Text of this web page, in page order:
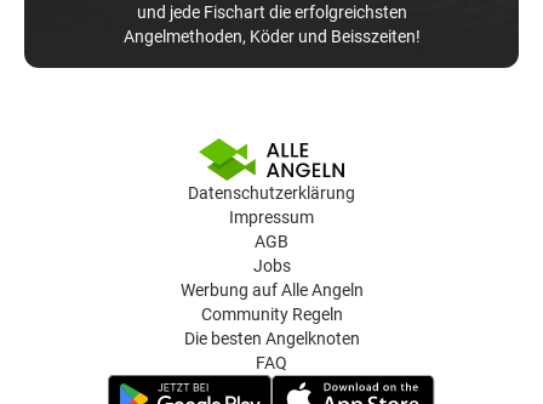
und jede Fischart die erfolgreichsten
Angelmethoden, Köder und Beisszeiten!
Datenschutzerklärung
Impressum
AGB
Jobs
Werbung auf Alle Angeln
Community Regeln
Die besten Angelknoten
FAQ